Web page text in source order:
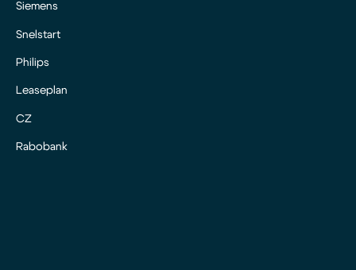
Siemens
Snelstart
Philips
Leaseplan
CZ
Rabobank